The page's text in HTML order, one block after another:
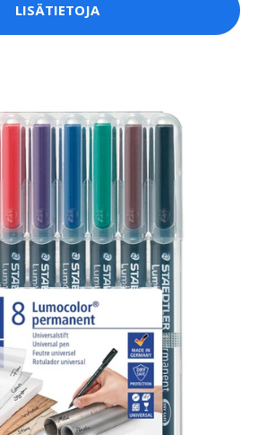
LISÄTIETOJA